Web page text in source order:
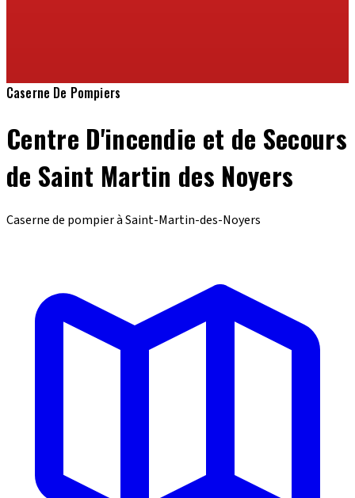
Caserne De Pompiers
Centre D'incendie et de Secours
de Saint Martin des Noyers
Caserne de pompier à Saint-Martin-des-Noyers